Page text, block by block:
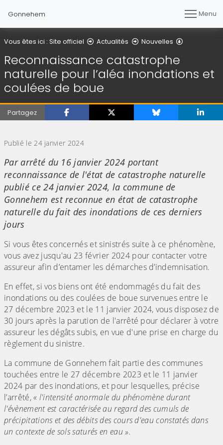
Gonnehem Menu
Vous êtes ici : Site officiel Actualités Nouvelles
Reconnaissance catastrophe
naturelle pour l’aléa inondations et
coulées de boue
Partagez
Publié le 24 janvier 2024
Par arrêté du 16 janvier 2024 portant
reconnaissance de l'état de catastrophe naturelle
publié ce 24 janvier 2024, la commune de
Gonnehem est reconnue en état de catastrophe
naturelle du fait des inondations de ces derniers
jours
Si vous êtes concernés et sinistrés suite à ce phénomène,
vous avez jusqu'au 23 février 2024 pour contacter votre
assureur afin d’entamer les démarches d’indemnisation.
En effet, si vos biens ont été endommagés du fait des
inondations ou des coulées de boue survenues entre le
27 décembre 2023 et le 11 janvier 2024, vous disposez de
30 jours après la parution de l'arrêté pour déclarer à votre
assureur les dégâts subis, en vue d'une prise en charge du
règlement du sinistre.
La commune de Gonnehem fait partie des communes
touchées entre le 27 décembre 2023 et le 11 janvier
2024 par des inondations, et pour lesquelles, précise
l’arrêté,« l'intensité anormale du phénomène durant
l'évènement est caractérisée au regard des cumuls de
précipitations et des débits des cours d'eau constatés dans
un contexte de sols saturés en eau ».